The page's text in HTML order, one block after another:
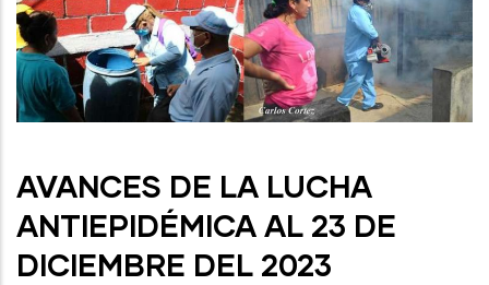
AVANCES DE LA LUCHA
ANTIEPIDÉMICA AL 23 DE
DICIEMBRE DEL 2023